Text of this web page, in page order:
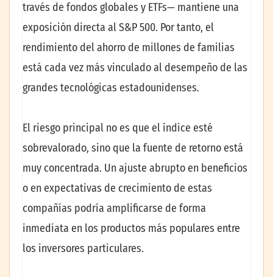
través de fondos globales y ETFs— mantiene una
exposición directa al S&P 500. Por tanto, el
rendimiento del ahorro de millones de familias
está cada vez más vinculado al desempeño de las
grandes tecnológicas estadounidenses.
El riesgo principal no es que el índice esté
sobrevalorado, sino que la fuente de retorno está
muy concentrada. Un ajuste abrupto en beneficios
o en expectativas de crecimiento de estas
compañías podría amplificarse de forma
inmediata en los productos más populares entre
los inversores particulares.